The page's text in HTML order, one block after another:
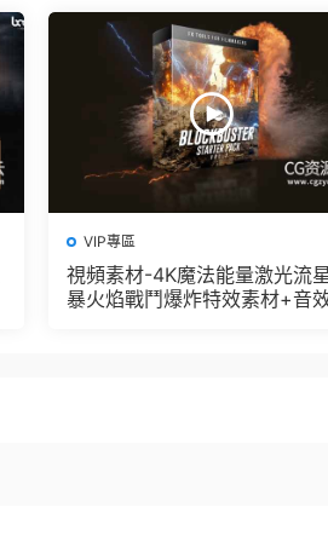
VIP專區
視頻素材-4K魔法能量激光流
暴火焰戰鬥爆炸特效素材+音